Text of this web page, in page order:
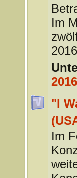
Im
2016
2016
"I
Im